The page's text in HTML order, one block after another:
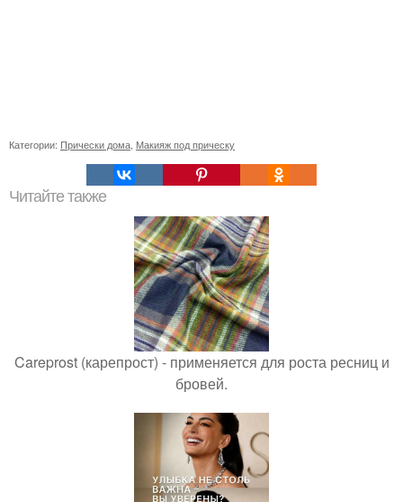
Категории: Прически дома Макияж под прическу
Читайте также
Careprost (карепрост) - применяется для роста ресниц и
бровей.